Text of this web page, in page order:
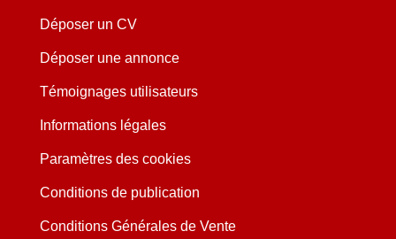
Déposer un CV
Déposer une annonce
Témoignages utilisateurs
Informations légales
Paramètres des cookies
Conditions de publication
Conditions Générales de Vente